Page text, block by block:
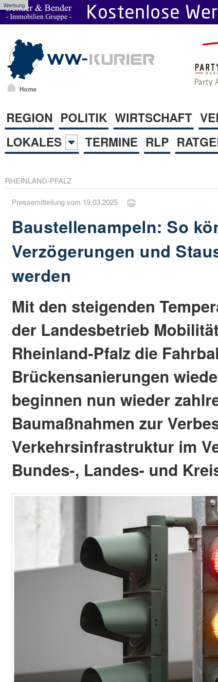
Werbung
Home
REGION POLITIK WIRTSCHAFT
LOKALES
TERMINE RLP
RHEINLAND-PFALZ
Pressemitteilung vom 19.03.2025
Baustellenampeln: So
Verzögerungen und
werden
Mit den steigenden
der Landesbetrieb
Rheinland-Pfalz die
Brückensanierungen
beginnen nun wieder
Baumaßnahmen zur
Verkehrsinfrastruktur im
Bundes-, Landes- und